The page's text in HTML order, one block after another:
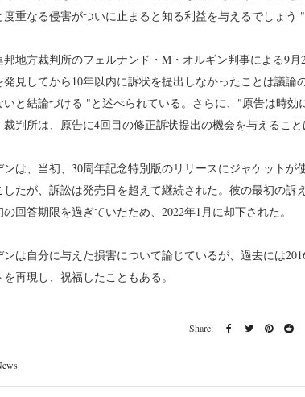
度重なる侵害がついに止まると知る利益を与えるでしょう "
邦地方裁判所のフェルナンド・M・オルギン判事による9月
発見してから10年以内に訴状を提出しなかったことは議
いと結論づける "と述べられている。さらに、"原告は時効
裁判所は、原告に4回目の修正訴状提出の機会を与えるこ
ンは、当初、30周年記念特別版のリリースにジャケット
したが、訴訟は発売日を超えて継続された。彼の最初の訴
の回答期限を過ぎていたため、2022年1月に却下された。
ンは自分に与えた損害について論じているが、過去には
再現し、祝福したこともある。